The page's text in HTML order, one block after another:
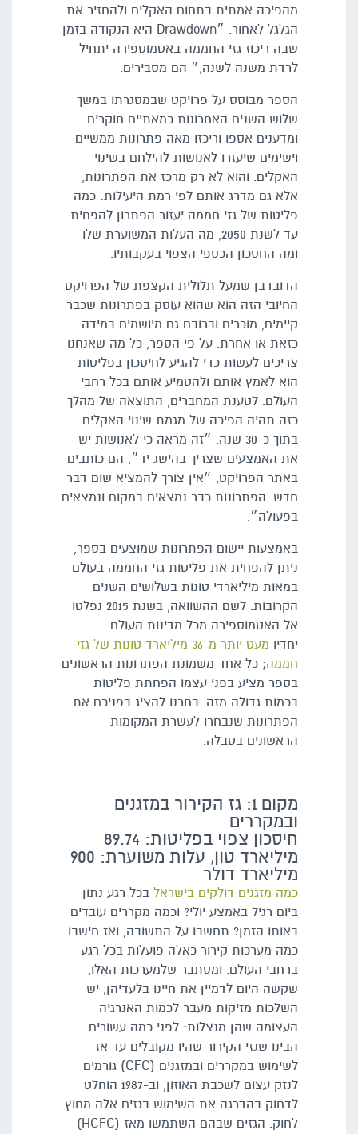
מהפיכה אמתית בתחום האקלים ולהחזיר את
הגלגל לאחור. ״Drawdown היא הנקודה בזמן
שבה ריכוז גזי החממה באטמוספירה יתחיל
לרדת משנה לשנה,״ הם מסבירים.
הספר מבוסס על פרויקט שבמסגרתו במשך
שלוש השנים האחרונות כמאתיים חוקרים
ומדענים אספו וריכזו מאה פתרונות ממשיים
וישימים שיעזרו לאנושות להילחם בשינוי
האקלים. והוא לא רק מרכז את הפתרונות,
אלא גם מדרג אותם לפי רמת היעילות: כמה
פליטות של גזי חממה יעזור הפתרון להפחית
עד לשנת 2050, מה העלות המשוערת שלו
ומה החסכון הכספי הצפוי בעקבותיו.
הדובדבן שמעל תלולית הקצפת של הפרויקט
החיובי הזה הוא שהוא עוסק בפתרונות שכבר
קיימים, מוכרים וברובם גם מיושמים במידה
כזאת או אחרת. על פי הספר, כל מה שאנחנו
צריכים לעשות כדי להגיע לחיסכון בפליטות
הוא לאמץ אותם ולהטמיע אותם בכל רחבי
העולם. לטענת המחברים, התוצאה של מהלך
כזה תהיה הפיכה של מגמת שינוי האקלים
בתוך כ-30 שנה. ״זה מראה כי לאנושות יש
את האמצעים שצריך בהישג יד״, הם כותבים
באתר הפרויקט, ״אין צורך להמציא שום דבר
חדש. הפתרונות כבר נמצאים במקום ונמצאים
בפעולה״.
באמצעות יישום הפתרונות שמוצעים בספר,
ניתן להפחית את פליטות גזי החממה בעולם
במאות מיליארדי טונות בשלושים השנים
הקרובות. לשם ההשוואה, בשנת 2015 נפלטו
אל האטמוספירה מכל מדינות העולם
יחדיו
מעט יותר מ-36 מיליארד טונות של גזי
חממה; כל אחד משמונת הפתרונות הראשונים
בספר מציע בפני עצמו הפחתת פליטות
בכמות גדולה מזה. בחרנו להציג בפניכם את
הפתרונות שנבחרו לעשרת המקומות
הראשונים בטבלה.
מקום 1: גז הקירור במזגנים
ובמקררים
חיסכון צפוי בפליטות: 89.74
מיליארד טון, עלות משוערת: 900
מיליארד דולר
כמה מזגנים דולקים בישראל בכל רגע נתון
ביום רגיל באמצע יולי? וכמה מקררים עובדים
באותו הזמן? תחשבו על התשובה, ואז חישבו
כמה מערכות קירור כאלה פועלות בכל רגע
ברחבי העולם. ומסתבר שלמערכות האלו,
שקשה היום לדמיין את חיינו בלעדיהן, יש
השלכות מזיקות מעבר לכמות האנרגיה
העצומה שהן מנצלות: לפני כמה עשורים
הבינו שגזי הקירור שהיו מקובלים עד אז
לשימוש במקררים ובמזגנים (CFC) גורמים
לנזק עצום לשכבת האוזון, וב-1987 הוחלט
לדחוק בהדרגה את השימוש בגזים אלה מחוץ
לחוק. הגזים שבהם השתמשו מאז (HCFC)